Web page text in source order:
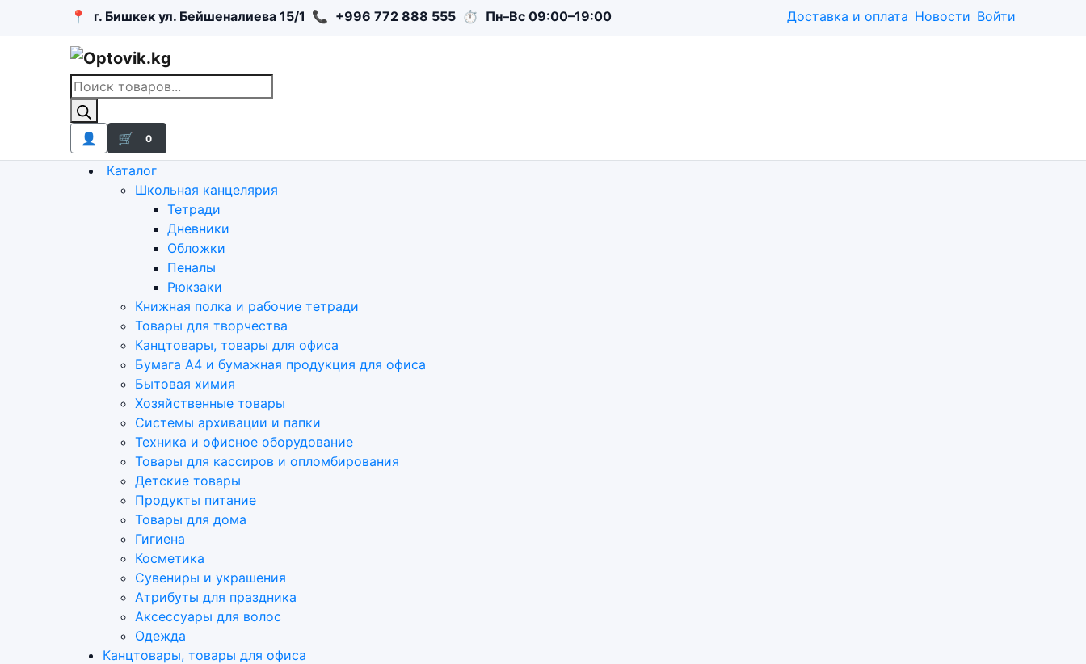
📍 г. Бишкек ул. Бейшеналиева 15/1 📞 +996 772 888 555 ⏱ Пн–Вс 09:00–19:00 Доставка и оплата Новости Войти
Поиск
товаров
👤 🛒 0
Каталог
Школьная канцелярия
Тетради
Дневники
Обложки
Пеналы
Рюкзаки
Книжная полка и рабочие тетради
Товары для творчества
Канцтовары, товары для офиса
Бумага А4 и бумажная продукция для офиса
Бытовая химия
Хозяйственные товары
Системы архивации и папки
Техника и офисное оборудование
Товары для кассиров и опломбирования
Детские товары
Продукты питание
Товары для дома
Гигиена
Косметика
Сувениры и украшения
Атрибуты для праздника
Аксеcсуары для волос
Одежда
Канцтовары, товары для офиса